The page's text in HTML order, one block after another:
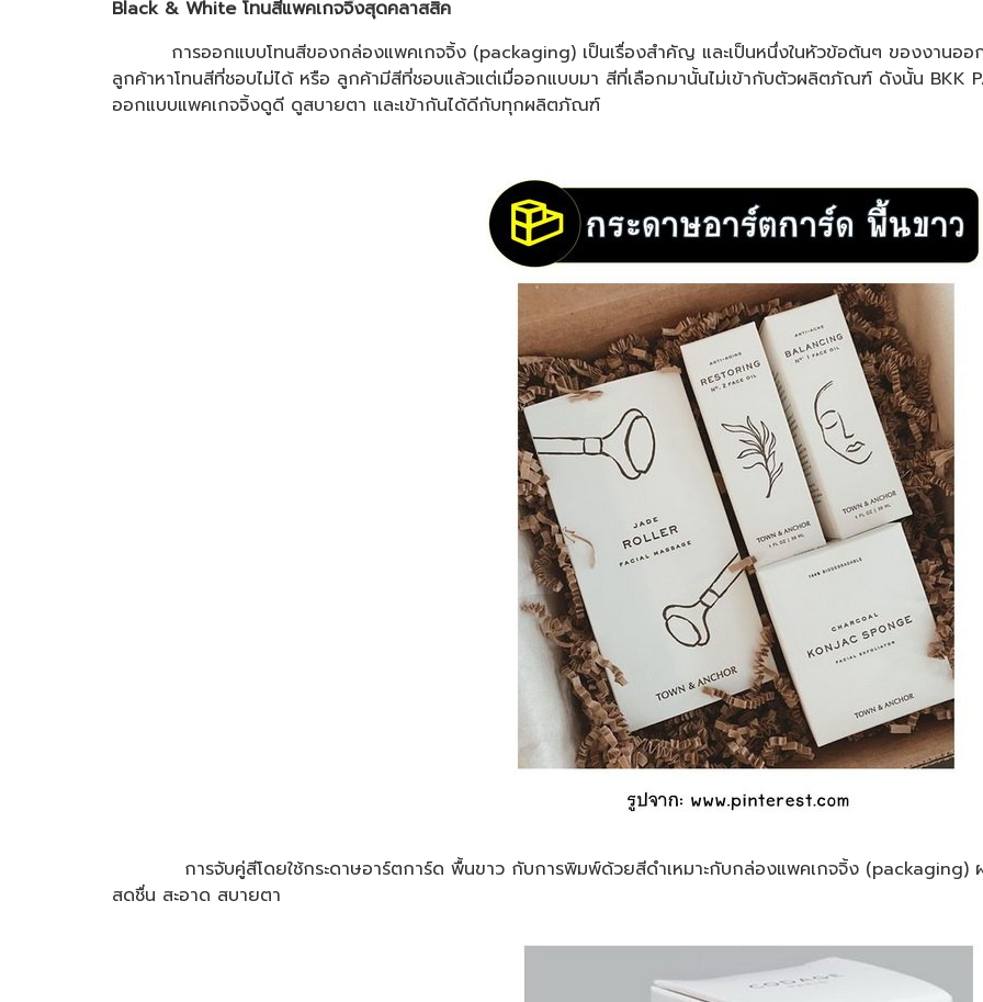
Black & White โทนสีแพคเกจจิ้งสุดคลาสสิค
การออกแบบโทนสีของกล่องแพคเกจจิ้ง (packaging) เป็นเรื่องสำคัญ และเป็นหนึ่งในหัวข้อต้นๆ ของงานออ
ลูกค้าหาโทนสีที่ชอบไม่ได้ หรือ ลูกค้ามีสีที่ชอบแล้วแต่เมื่ออกแบบมา สีที่เลือกมานั้นไม่เข้ากับตัวผลิตภัณฑ์ ดังนั้น BKK
ออกแบบแพคเกจจิ้งดูดี ดูสบายตา และเข้ากันได้ดีกับทุกผลิตภัณฑ์
การจับคู่สีโดยใช้กระดาษอาร์ตการ์ด พื้นขาว กับการพิมพ์ด้วยสีดำเหมาะกับกล่องแพคเกจจิ้ง
สดชื่น สะอาด สบายตา